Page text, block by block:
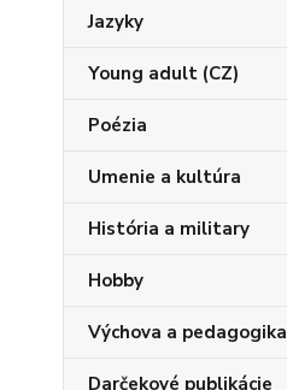
Jazyky
Young adult (CZ)
Poézia
Umenie a kultúra
História a military
Hobby
Výchova a pedagogika
Darčekové publikácie